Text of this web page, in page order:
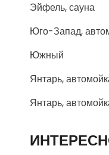
Эйфель, сауна
Юго-Запад,
Южный
Янтарь,
Янтарь,